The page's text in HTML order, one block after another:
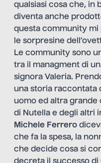
qualsiasi cosa che, in
diventa anche
questa community
le sorpresine
Le community sono
tra il managment di
signora Valeria.
una storia raccontata
uomo ed altra
di Nutella e degli altri
Michele Ferrero
che fa la spesa, la
che decide cosa si
decreta il successo di